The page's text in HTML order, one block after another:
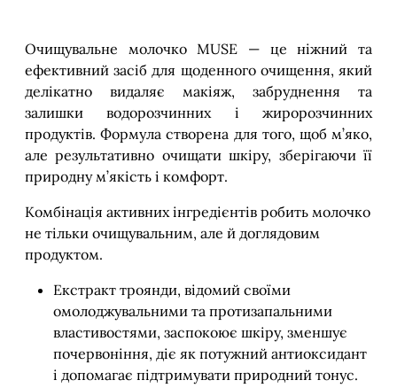
Очищувальне молочко MUSE — це ніжний та
ефективний засіб для щоденного очищення, який
делікатно видаляє макіяж, забруднення та
залишки водорозчинних і жиророзчинних
продуктів. Формула створена для того, щоб м’яко,
але результативно очищати шкіру, зберігаючи її
природну м’якість і комфорт.
Комбінація активних інгредієнтів робить молочко
не тільки очищувальним, але й доглядовим
продуктом.
Екстракт троянди, відомий своїми
омолоджувальними та протизапальними
властивостями, заспокоює шкіру, зменшує
почервоніння, діє як потужний антиоксидант
і допомагає підтримувати природний тонус.